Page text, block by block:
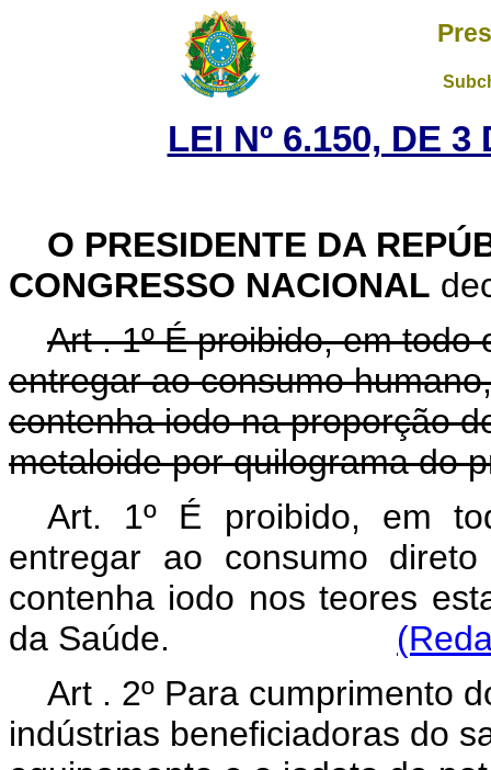
LEI Nº 6.150, DE
O PRESIDENTE DA
CONGRESSO NACIONAL
Art . 1º É proibido, em todo
entregar ao consumo
contenha iodo na proporção
metaloide por quilograma do
Art. 1º É proibido, em
entregar ao consumo
contenha iodo nos teores
da Saúde.
Art . 2º Para cumprimento
indústrias beneficiadoras do